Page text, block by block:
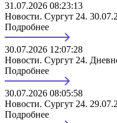
31.07.2026 08:23:13
Новости. Сургут 24.
Подробнее
30.07.2026 12:07:28
Новости. Сургут 24.
Подробнее
30.07.2026 08:05:58
Новости. Сургут 24.
Подробнее